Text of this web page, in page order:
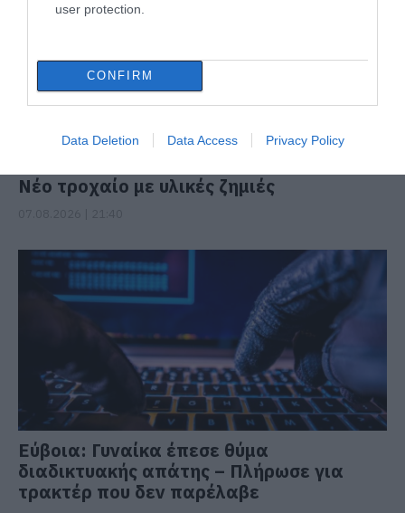
user protection.
CONFIRM
Data Deletion Data Access Privacy Policy
Νέο τροχαίο με υλικές ζημιές
Εύβοια: Γυναίκα έπεσε θύμα
διαδικτυακής απάτης – Πλήρωσε για
τρακτέρ που δεν παρέλαβε